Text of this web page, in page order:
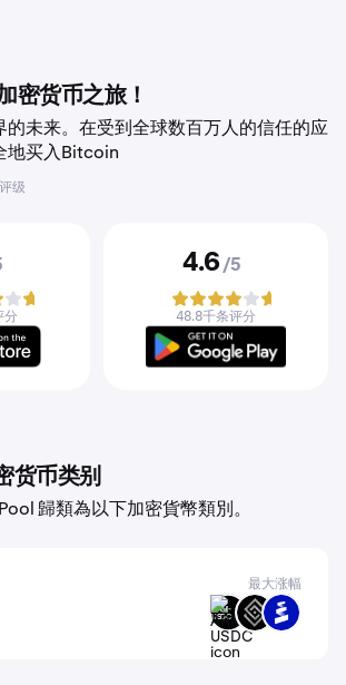
密货币之旅！
的未来。在受到全球数百万人的信任的应
地买入Bitcoin
级
分
4.6 /5
48.8千条评分
货币类别
歸類為以下加密貨幣類別。
最大涨幅
ARM-
USDC DECT PROS